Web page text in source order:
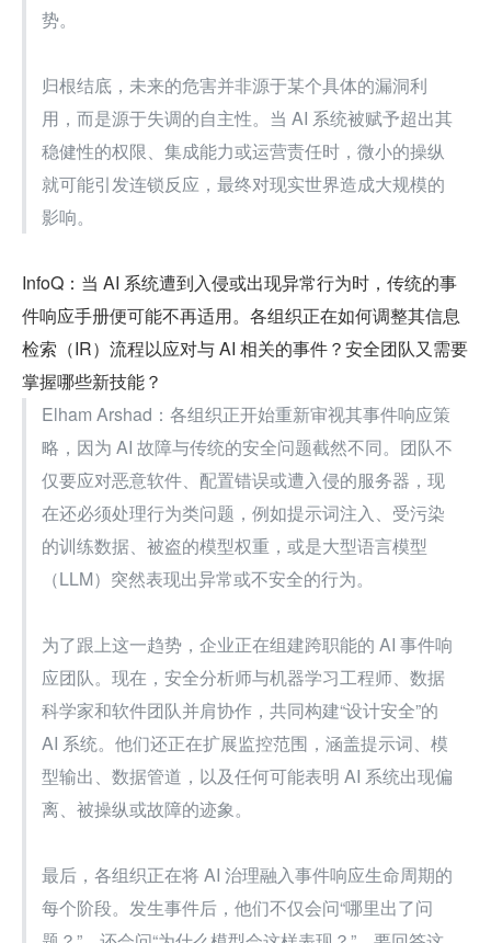
势。
归根结底，未来的危害并非源于某个具体的漏洞利
用，而是源于失调的自主性。当 AI 系统被赋予超出其
稳健性的权限、集成能力或运营责任时，微小的操纵
就可能引发连锁反应，最终对现实世界造成大规模的
影响。
InfoQ：当 AI 系统遭到入侵或出现异常行为时，传统的事
件响应手册便可能不再适用。各组织正在如何调整其信息
检索（IR）流程以应对与 AI 相关的事件？安全团队又需要
掌握哪些新技能？
Elham Arshad：各组织正开始重新审视其事件响应策
略，因为 AI 故障与传统的安全问题截然不同。团队不
仅要应对恶意软件、配置错误或遭入侵的服务器，现
在还必须处理行为类问题，例如提示词注入、受污染
的训练数据、被盗的模型权重，或是大型语言模型
（LLM）突然表现出异常或不安全的行为。
为了跟上这一趋势，企业正在组建跨职能的 AI 事件响
应团队。现在，安全分析师与机器学习工程师、数据
科学家和软件团队并肩协作，共同构建“设计安全”的
AI 系统。他们还正在扩展监控范围，涵盖提示词、模
型输出、数据管道，以及任何可能表明 AI 系统出现偏
离、被操纵或故障的迹象。
最后，各组织正在将 AI 治理融入事件响应生命周期的
每个阶段。发生事件后，他们不仅会问“哪里出了问